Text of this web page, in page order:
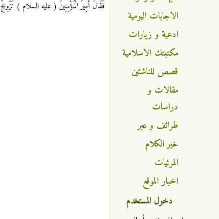
فَقَالَ أَمِيرُ الْمُؤْمِنِينَ ( عليه السلام )
الاجابات اليومية
ادعية و زيارات
مكتبتك الاسلامية
قصص للناشئين
مقالات و
دراسات
طرائف و عبر
خير الكلام
المرئيات
اخبار الموقع
دخول المستخدم